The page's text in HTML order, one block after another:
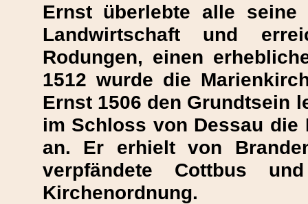
Ernst überlebte alle
Landwirtschaft und
Rodungen, einen
1512 wurde die
Ernst 1506 den Grundtsein
im Schloss von Dessau die
an. Er erhielt von
verpfändete Cottbus
Kirchenordnung.